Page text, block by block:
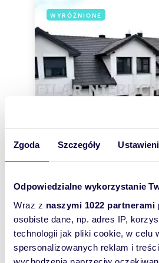
Zgoda Szczegóły
Odpowiedzialne wykorzystanie
Wraz z naszymi 1022 partnerami
osobiste dane, np. adres IP,
technologii jak pliki cookie, w celu
spersonalizowanych reklam i
WYRÓŻNIONE